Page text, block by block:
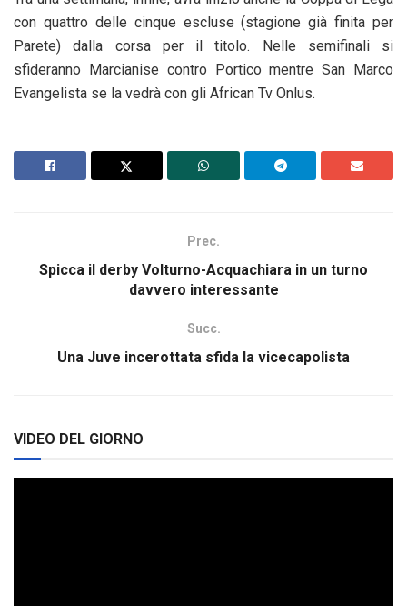
con quattro delle cinque escluse (stagione già finita per
Parete) dalla corsa per il titolo. Nelle semifinali si
sfideranno Marcianise contro Portico mentre San Marco
Evangelista se la vedrà con gli African Tv Onlus.
Prec.
Spicca il derby Volturno-Acquachiara in un turno
davvero interessante
Succ.
Una Juve incerottata sfida la vicecapolista
VIDEO DEL GIORNO